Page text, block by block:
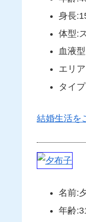
身長
体型:
血液
エリ
タイ
結婚生活を
名前:
年齢